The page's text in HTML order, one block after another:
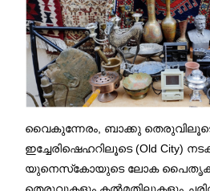
വൈകുന്നേരം, ബാക്കു
ഇച്ചേരിഷെഹറിലൂടെ (Old City)
യുനെസ്‌കോയുടെ ലോക പൈതൃക